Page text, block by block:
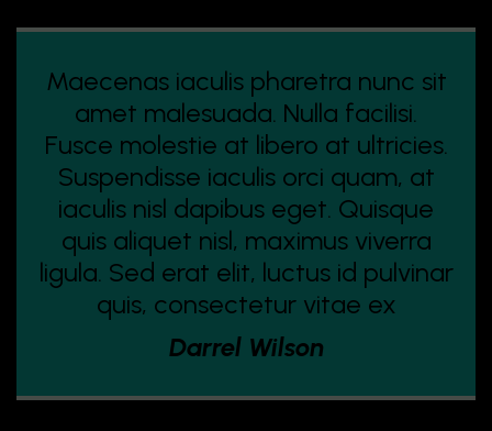
Maecenas iaculis pharetra nunc sit
amet malesuada. Nulla facilisi.
Fusce molestie at libero at ultricies.
Suspendisse iaculis orci quam, at
iaculis nisl dapibus eget. Quisque
quis aliquet nisl, maximus viverra
ligula. Sed erat elit, luctus id pulvinar
quis, consectetur vitae ex
Darrel Wilson